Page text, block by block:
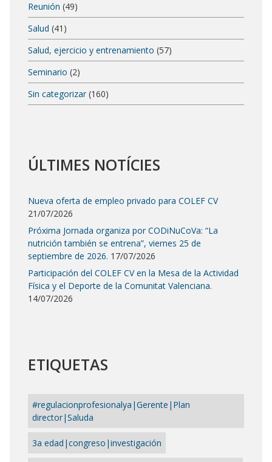
Reunión (49)
Salud (41)
Salud, ejercicio y entrenamiento (57)
Seminario (2)
Sin categorizar (160)
ÚLTIMES NOTÍCIES
Nueva oferta de empleo privado para COLEF CV
21/07/2026
Próxima Jornada organiza por CODiNuCoVa: “La
nutrición también se entrena”, viernes 25 de
septiembre de 2026. 17/07/2026
Participación del COLEF CV en la Mesa de la Actividad
Física y el Deporte de la Comunitat Valenciana.
14/07/2026
ETIQUETAS
#regulacionprofesionalya|Gerente|Plan
director|Saluda
3a edad|congreso|investigación